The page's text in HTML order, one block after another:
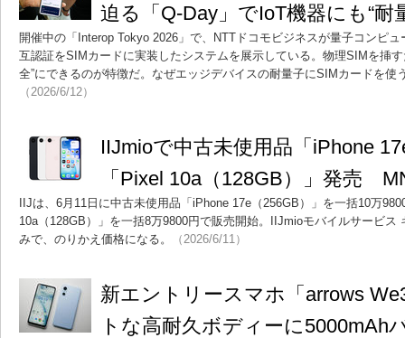
迫る「Q-Day」でIoT機器にも“耐
開催中の「Interop Tokyo 2026」で、NTTドコモビジネスが量子コンピ
互認証をSIMカードに実装したシステムを展示している。物理SIMを挿
全”にできるのが特徴だ。なぜエッジデバイスの耐量子にSIMカードを使
（2026/6/12）
IIJmioで中古未使用品「iPhone
「Pixel 10a（128GB）」発売
IIJは、6月11日に中古未使用品「iPhone 17e（256GB）」を一括10万
10a（128GB）」を一括8万9800円で販売開始。IIJmioモバイルサービス
みで、のりかえ価格になる。
（2026/6/11）
新エントリースマホ「arrows
トな高耐久ボディーに5000mAh